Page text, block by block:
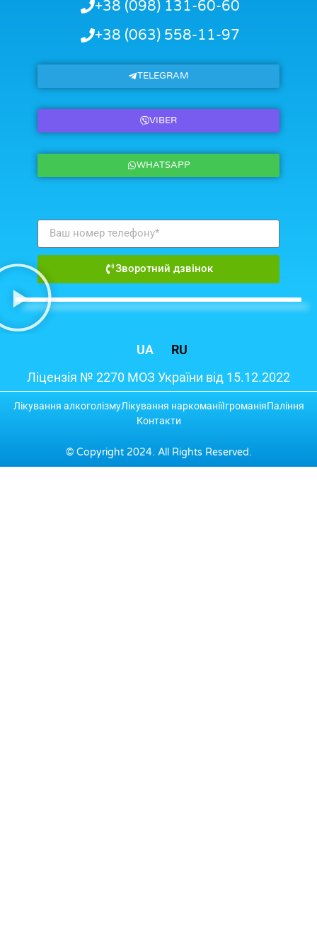
+38 (098) 131-60-60
+38 (063) 558-11-97
TELEGRAM
VIBER
WHATSAPP
Зворотний дзвінок
Ліцензія № 2270 МОЗ України від 15.12.2022
UA RU
© Copyright 2024. All Rights Reserved.
Лікування алкоголізмуЛікування наркоманіїІгроманіяПаління
Контакти